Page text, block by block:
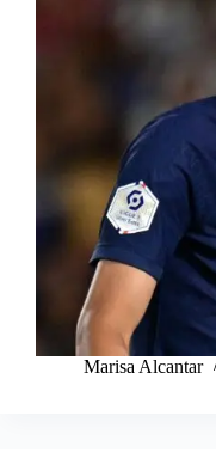
Marisa Alcantar